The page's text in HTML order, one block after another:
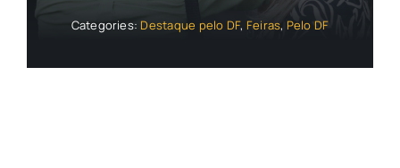
Categories: Destaque pelo DF, Feiras, Pelo DF